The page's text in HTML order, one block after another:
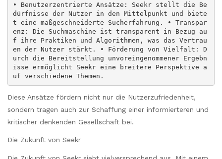
• Benutzerzentrierte Ansätze: Seekr stellt die Be
dürfnisse der Nutzer in den Mittelpunkt und biete
t eine maßgeschneiderte Sucherfahrung. • Transpar
enz: Die Suchmaschine ist transparent in Bezug au
f ihre Praktiken und Algorithmen, was das Vertrau
en der Nutzer stärkt. • Förderung von Vielfalt: D
urch die Bereitstellung unvoreingenommener Ergebn
isse ermöglicht Seekr eine breitere Perspektive a
uf verschiedene Themen.
Diese Ansätze fördern nicht nur die Nutzerzufriedenheit,
sondern tragen auch zur Schaffung einer informierteren und
kritischer denkenden Gesellschaft bei.
Die Zukunft von Seekr